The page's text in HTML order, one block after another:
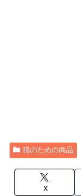
猫のための商品
X